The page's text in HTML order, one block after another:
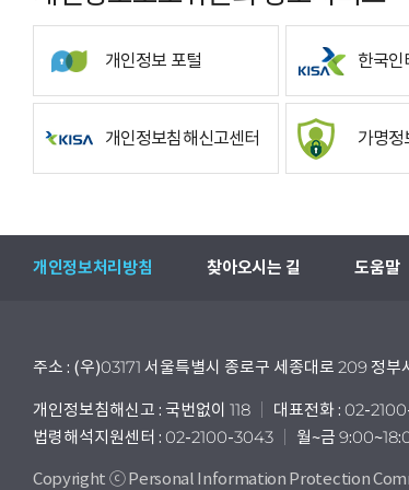
개인정보 포털 한국인
개인정보침해신고센터 가명정
개인정보처리방침 찾아오시는 길 도움말
주소 : (우)03171 서울특별시 종로구 세종대로 209 정부
개인정보침해신고 : 국번없이 118 대표전화 : 02-
법령해석지원센터 : 02-2100-3043
월~금
Copyright ⓒ Personal Information Protection